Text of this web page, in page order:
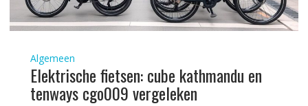
Algemeen
Elektrische fietsen: cube kathmandu en
tenways cgo009 vergeleken